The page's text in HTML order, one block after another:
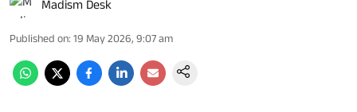
Madism Desk
Published on: 19 May 2026, 9:07 am